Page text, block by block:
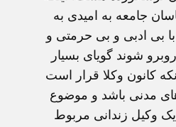
جامعه به امیدی به
با بی ادبی و بی حرمتی و
شوند گویای بسیار
کانون وکلا قرار است
مدنی باشد و موضوع
وکیل زندانی مربوط